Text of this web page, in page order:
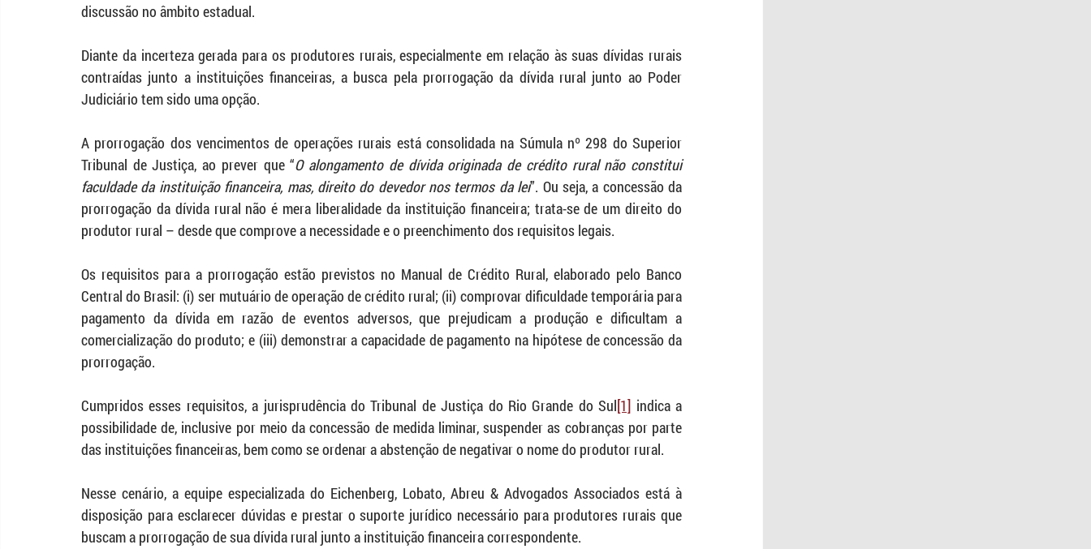
discussão no âmbito estadual.
Diante da incerteza gerada para os produtores rurais, especialmente em relação às suas dívidas rurais
contraídas junto a instituições financeiras, a busca pela prorrogação da dívida rural junto ao Poder
Judiciário tem sido uma opção.
A prorrogação dos vencimentos de operações rurais está consolidada na Súmula nº 298 do Superior
Tribunal de Justiça, ao prever que “O alongamento de dívida originada de crédito rural não constitui
faculdade da instituição financeira, mas, direito do devedor nos termos da lei”. Ou seja, a concessão da
prorrogação da dívida rural não é mera liberalidade da instituição financeira; trata-se de um direito do
produtor rural – desde que comprove a necessidade e o preenchimento dos requisitos legais.
Os requisitos para a prorrogação estão previstos no Manual de Crédito Rural, elaborado pelo Banco
Central do Brasil: (i) ser mutuário de operação de crédito rural; (ii) comprovar dificuldade temporária para
pagamento da dívida em razão de eventos adversos, que prejudicam a produção e dificultam a
comercialização do produto; e (iii) demonstrar a capacidade de pagamento na hipótese de concessão da
prorrogação.
Cumpridos esses requisitos, a jurisprudência do Tribunal de Justiça do Rio Grande do Sul[1] indica a
possibilidade de, inclusive por meio da concessão de medida liminar, suspender as cobranças por parte
das instituições financeiras, bem como se ordenar a abstenção de negativar o nome do produtor rural.
Nesse cenário, a equipe especializada do Eichenberg, Lobato, Abreu & Advogados Associados está à
disposição para esclarecer dúvidas e prestar o suporte jurídico necessário para produtores rurais que
buscam a prorrogação de sua dívida rural junto a instituição financeira correspondente.